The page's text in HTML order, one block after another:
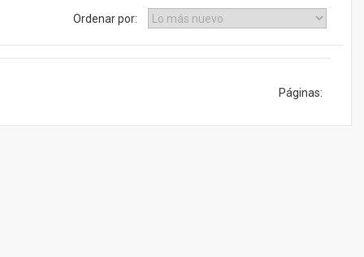
Ordenar por:
Páginas: